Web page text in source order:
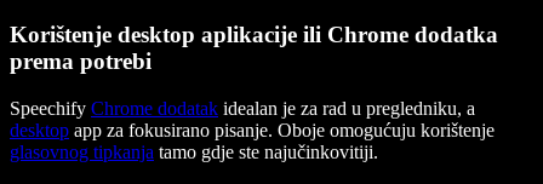
Korištenje desktop aplikacije ili Chrome dodatka
prema potrebi
Speechify Chrome dodatak idealan je za rad u pregledniku, a
desktop app za fokusirano pisanje. Oboje omogućuju korištenje
glasovnog tipkanja tamo gdje ste najučinkovitiji.